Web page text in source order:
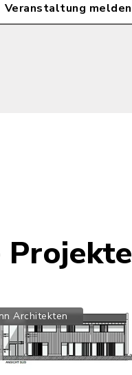
Veranstaltung melden
Architekten